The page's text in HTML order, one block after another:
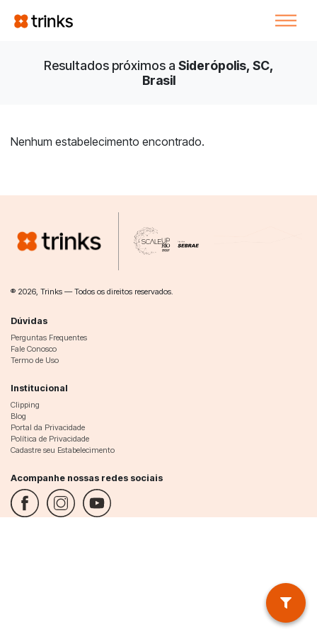
Resultados próximos a Siderópolis, SC,
Brasil
Nenhum estabelecimento encontrado.
® 2026, Trinks — Todos os direitos reservados.
Dúvidas
Perguntas Frequentes
Fale Conosco
Termo de Uso
Institucional
Clipping
Blog
Portal da Privacidade
Política de Privacidade
Cadastre seu Estabelecimento
Acompanhe nossas redes sociais